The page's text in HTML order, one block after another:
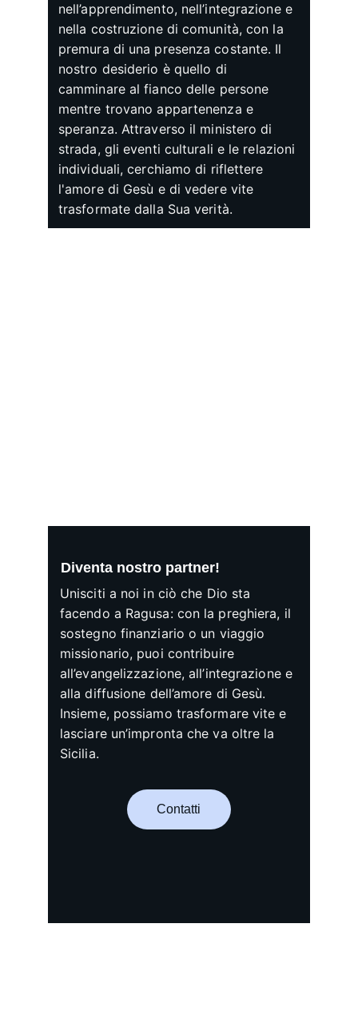
nell’apprendimento, nell’integrazione e
nella costruzione di comunità, con la
premura di una presenza costante. Il
nostro desiderio è quello di
camminare al fianco delle persone
mentre trovano appartenenza e
speranza. Attraverso il ministero di
strada, gli eventi culturali e le relazioni
individuali, cerchiamo di riflettere
l'amore di Gesù e di vedere vite
trasformate dalla Sua verità.
Diventa nostro partner!
Unisciti a noi in ciò che Dio sta
facendo a Ragusa: con la preghiera, il
sostegno finanziario o un viaggio
missionario, puoi contribuire
all’evangelizzazione, all’integrazione e
alla diffusione dell’amore di Gesù.
Insieme, possiamo trasformare vite e
lasciare un’impronta che va oltre la
Sicilia.
Contatti